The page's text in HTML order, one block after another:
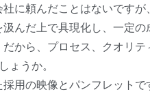
に頼んだことはないですが
んだ上で具現化し、一定の
から、プロセス、クオリテ
ょうか。
用の映像とパンフレットで